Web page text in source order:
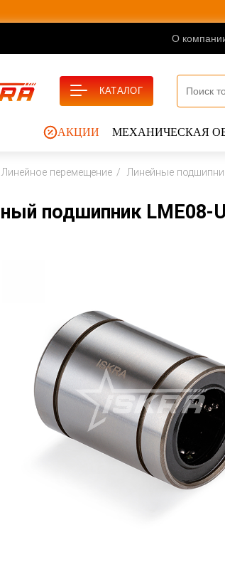
О
АКЦИИ МЕХАНИЧЕСКАЯ
КАТАЛОГ
Линейное перемещение Линейные
подшипник LME08-